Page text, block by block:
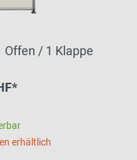
Offen / 1 Klappe
erhältlich